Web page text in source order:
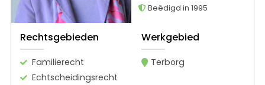
Beëdigd in 1995
Rechtsgebieden
Familierecht
Echtscheidingsrecht
Werkgebied
Terborg